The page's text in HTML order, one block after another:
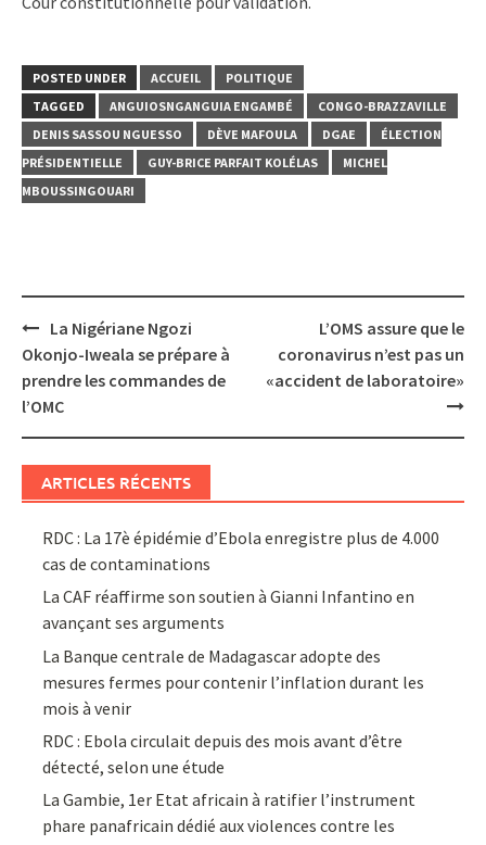
POSTED UNDER ACCUEIL
POLITIQUE
TAGGED
ANGUIOSNGANGUIA ENGAMBÉ
CONGO-BRAZZAVILLE
DENIS SASSOU NGUESSO
DÈVE MAFOULA DGAE
ÉLECTION
PRÉSIDENTIELLE
GUY-BRICE PARFAIT KOLÉLAS
MICHEL
MBOUSSINGOUARI
Post
navigation
La Nigériane Ngozi
Okonjo-Iweala se prépare à
prendre les commandes de
l’OMC
L’OMS assure que le
coronavirus n’est pas un
«accident de laboratoire»
ARTICLES RÉCENTS
RDC : La 17è épidémie d’Ebola enregistre plus de 4.000
cas de contaminations
La CAF réaffirme son soutien à Gianni Infantino en
avançant ses arguments
La Banque centrale de Madagascar adopte des
mesures fermes pour contenir l’inflation durant les
mois à venir
RDC : Ebola circulait depuis des mois avant d’être
détecté, selon une étude
La Gambie, 1er Etat africain à ratifier l’instrument
phare panafricain dédié aux violences contre les